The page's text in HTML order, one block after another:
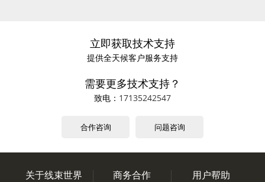
立即获取技术支持
提供全天候客户服务支持
需要更多技术支持？
致电： 17135242547
合作咨询 问题咨询
关于线束世界 商务合作 用户帮助